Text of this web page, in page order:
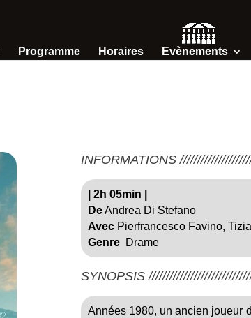
Programme Horaires Evènements
INFORMATIONS
2h 05min
DeAndrea Di Stefano
AvecPierfrancesco Favino,
GenreDrame
SYNOPSIS
Années 1980, un ancien joueur